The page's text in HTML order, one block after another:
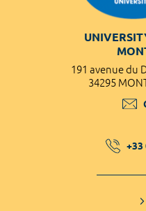
191 avenue du
34295
+33